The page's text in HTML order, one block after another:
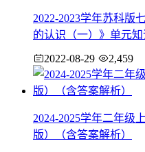
2022-2023学年苏科版
的认识（一）》单元知
2022-08-29 2,459
2024-2025学年二年级
版）（含答案解析）